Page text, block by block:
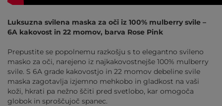
Luksuzna svilena maska za oči iz 100% mulberry svile –
6A kakovost in 22 momov, barva Rose Pink
Prepustite se popolnemu razkošju s to elegantno svileno
masko za oči, narejeno iz najkakovostnejše 100% mulberry
svile. S 6A grade kakovostjo in 22 momov debeline svile
maska zagotavlja izjemno mehkobo in gladkost na vaši
koži, hkrati pa nežno ščiti pred svetlobo, kar omogoča
globok in sproščujoč spanec.